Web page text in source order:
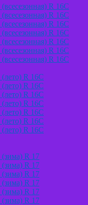
R 16C
R 16C
R 16C
R 16C
R 16C
R 16C
R 16C
R 16С
R 16С
R 16С
R 16С
R 16С
R 16С
R 16С
R 17
R 17
R 17
R 17
R 17
R 17